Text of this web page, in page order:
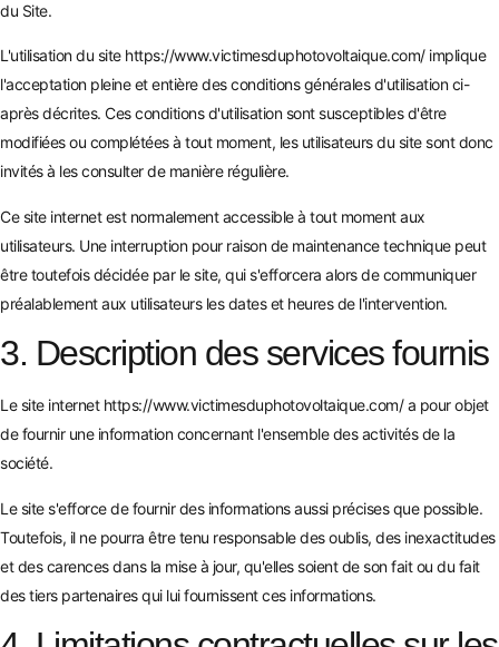
du Site.
L'utilisation du site https://www.victimesduphotovoltaique.com/implique
l'acceptation pleine et entière des conditions générales d'utilisation ci-
après décrites. Ces conditions d'utilisation sont susceptibles d'être
modifiées ou complétées à tout moment, les utilisateurs du site sont donc
invités à les consulter de manière régulière.
Ce site internet est normalement accessible à tout moment aux
utilisateurs. Une interruption pour raison de maintenance technique peut
être toutefois décidée par le site, qui s'efforcera alors de communiquer
préalablement aux utilisateurs les dates et heures de l'intervention.
3. Description des services fournis
Le site internet https://www.victimesduphotovoltaique.com/a pour objet
de fournir une information concernant l'ensemble des activités de la
société.
Le site s'efforce de fournir des informations aussi précises que possible.
Toutefois, il ne pourra être tenu responsable des oublis, des inexactitudes
et des carences dans la mise à jour, qu'elles soient de son fait ou du fait
des tiers partenaires qui lui fournissent ces informations.